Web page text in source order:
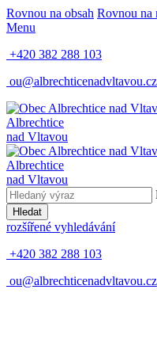
Rovnou na obsah Rovnou na
Menu
+420 382 288 103
ou@albrechticenadvltavou.cz
Albrechtice
nad Vltavou
Albrechtice
nad Vltavou
Hledat
rozšířené vyhledávání
+420 382 288 103
ou@albrechticenadvltavou.cz